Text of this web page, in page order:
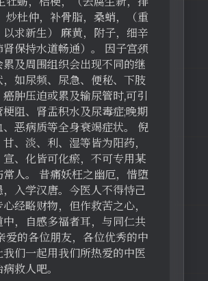
炒杜仲，补骨脂，桑蛸，（重
以求新生） 麻黄，附子，细辛
肾保持水道畅通）。 因子宫颈
累及周围组织会出现不同的继
，如尿频、尿急、便秘、下肢
癌肿压迫或累及输尿管时,可引
梗阻、肾盂积水及尿毒症;晚期
、恶病质等全身衰竭症状。 倪
、淡、利、湿等皆为阳药，
宣、化皆可化瘀，不可专用某
常人。 昔痛妖枉之幽厄，惜堕
，入学汉唐。今医人不得恃己
经略财物，但作救苦之心，
中，自感多福者耳，与同仁共
爱的各位朋友，各位优秀的中
我们一起用我们所热爱的中医
救人吧。